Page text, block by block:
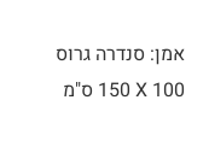
אמן: סנדרה גרוס
100 X